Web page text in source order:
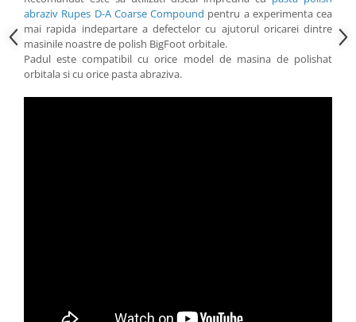
abraziv Rupes D-A Coarse Compound pentru a experimenta cea
mai rapida indepartare a defectelor cu ajutorul oricarei dintre
masinile noastre de polish BigFoot orbitale.
Padul este compatibil cu orice model de masina de polishat
orbitala si cu orice pasta abraziva.